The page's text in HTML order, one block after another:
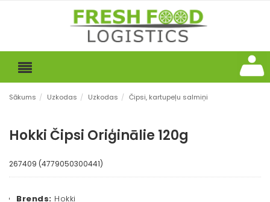
Sākums / Uzkodas / Uzkodas / Čipsi, kartupeļu salmiņi
Hokki Čipsi Oriģinālie 120g
267409 (4779050300441)
Brends: Hokki